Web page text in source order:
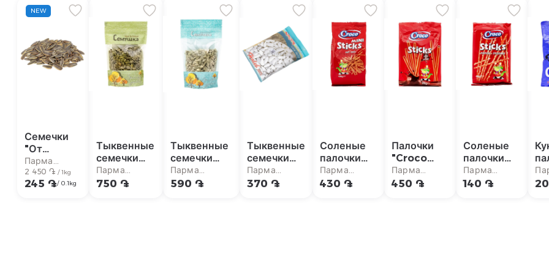
NEW
Семечки
"От
Мартина" с
солью кг
Парма
супермаркет
2 450 ֏ / 1kg
245 ֏/ 0.1kg
Тыквенные
семечки
"Семушка"
очищенные
Парма
супермаркет
750 ֏
Тыквенные
семечки
"Семушка"
очищенные,
Парма
супермаркет
590 ֏
Тыквенные
семечки
"Халеп"
50г
Парма
супермаркет
370 ֏
Соленые
палочки
"Croco
Mini
Парма
супермаркет
430 ֏
Палочки
"Croco
Sticks"
шоколад
Парма
супермаркет
450 ֏
Соленые
палочки
"Croco
Sticks" с
Парма
супермаркет
140 ֏